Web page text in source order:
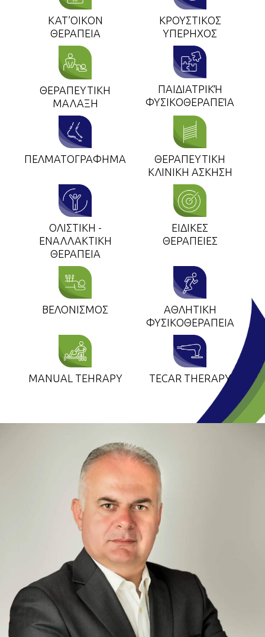
ΚΑΤ’ΟΙΚΟΝ
ΘΕΡΑΠΕΙΑ
ΚΡΟΥΣΤΙΚΟΣ
ΥΠΕΡΗΧΟΣ
ΘΕΡΑΠΕΥΤΙΚΗ
ΜΑΛΑΞΗ
ΠΑΙΔΙΑΤΡΙΚΉ
ΦΥΣΙΚΟΘΕΡΑΠΕΊΑ
ΠΕΛΜΑΤΟΓΡΑΦΗΜΑ
ΘΕΡΑΠΕΥΤΙΚΗ
ΚΛΙΝΙΚΗ ΑΣΚΗΣΗ
ΟΛΙΣΤΙΚΗ -
ΕΝΑΛΛΑΚΤΙΚΗ
ΘΕΡΑΠΕΙΑ
ΕΙΔΙΚΕΣ
ΘΕΡΑΠΕΙΕΣ
ΒΕΛΟΝΙΣΜΟΣ
ΑΘΛΗΤΙΚΗ
ΦΥΣΙΚΟΘΕΡΑΠΕΙΑ
MANUAL TEHRAPY TECAR THERAPY